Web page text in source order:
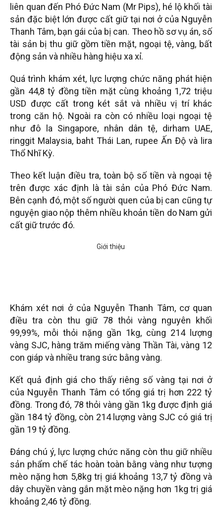
liên quan đến Phó Đức Nam (Mr Pips), hé lộ khối tài
sản đặc biệt lớn được cất giữ tại nơi ở của Nguyễn
Thanh Tâm, bạn gái của bị can. Theo hồ sơ vụ án, số
tài sản bị thu giữ gồm tiền mặt, ngoại tệ, vàng, bất
động sản và nhiều hàng hiệu xa xỉ.
Quá trình khám xét, lực lượng chức năng phát hiện
gần 44,8 tỷ đồng tiền mặt cùng khoảng 1,72 triệu
USD được cất trong két sắt và nhiều vị trí khác
trong căn hộ. Ngoài ra còn có nhiều loại ngoại tệ
như đô la Singapore, nhân dân tệ, dirham UAE,
ringgit Malaysia, baht Thái Lan, rupee Ấn Độ và lira
Thổ Nhĩ Kỳ.
Theo kết luận điều tra, toàn bộ số tiền và ngoại tệ
trên được xác định là tài sản của Phó Đức Nam.
Bên cạnh đó, một số người quen của bị can cũng tự
nguyện giao nộp thêm nhiều khoản tiền do Nam gửi
cất giữ trước đó.
Khám xét nơi ở của Nguyễn Thanh Tâm, cơ quan
điều tra còn thu giữ 78 thỏi vàng nguyên khối
99,99%, mỗi thỏi nặng gần 1kg, cùng 214 lượng
vàng SJC, hàng trăm miếng vàng Thần Tài, vàng 12
con giáp và nhiều trang sức bằng vàng.
Kết quả định giá cho thấy riêng số vàng tại nơi ở
của Nguyễn Thanh Tâm có tổng giá trị hơn 222 tỷ
đồng. Trong đó, 78 thỏi vàng gần 1kg được định giá
gần 184 tỷ đồng, còn 214 lượng vàng SJC có giá trị
gần 19 tỷ đồng.
Đáng chú ý, lực lượng chức năng còn thu giữ nhiều
sản phẩm chế tác hoàn toàn bằng vàng như tượng
mèo nặng hơn 5,8kg trị giá khoảng 13,7 tỷ đồng và
dây chuyền vàng gắn mặt mèo nặng hơn 1kg trị giá
khoảng 2,46 tỷ đồng.